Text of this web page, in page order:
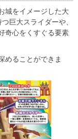
城をイメージした大
巨大スライダーや、
奇心をくすぐる要素
めることができま